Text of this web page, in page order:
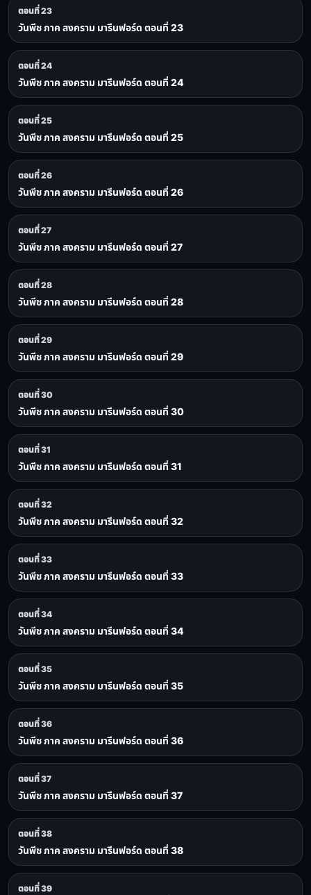
ตอนที่ 23
วันพีช ภาค สงคราม มารีนฟอร์ด ตอนที่ 23
ตอนที่ 24
วันพีช ภาค สงคราม มารีนฟอร์ด ตอนที่ 24
ตอนที่ 25
วันพีช ภาค สงคราม มารีนฟอร์ด ตอนที่ 25
ตอนที่ 26
วันพีช ภาค สงคราม มารีนฟอร์ด ตอนที่ 26
ตอนที่ 27
วันพีช ภาค สงคราม มารีนฟอร์ด ตอนที่ 27
ตอนที่ 28
วันพีช ภาค สงคราม มารีนฟอร์ด ตอนที่ 28
ตอนที่ 29
วันพีช ภาค สงคราม มารีนฟอร์ด ตอนที่ 29
ตอนที่ 30
วันพีช ภาค สงคราม มารีนฟอร์ด ตอนที่ 30
ตอนที่ 31
วันพีช ภาค สงคราม มารีนฟอร์ด ตอนที่ 31
ตอนที่ 32
วันพีช ภาค สงคราม มารีนฟอร์ด ตอนที่ 32
ตอนที่ 33
วันพีช ภาค สงคราม มารีนฟอร์ด ตอนที่ 33
ตอนที่ 34
วันพีช ภาค สงคราม มารีนฟอร์ด ตอนที่ 34
ตอนที่ 35
วันพีช ภาค สงคราม มารีนฟอร์ด ตอนที่ 35
ตอนที่ 36
วันพีช ภาค สงคราม มารีนฟอร์ด ตอนที่ 36
ตอนที่ 37
วันพีช ภาค สงคราม มารีนฟอร์ด ตอนที่ 37
ตอนที่ 38
วันพีช ภาค สงคราม มารีนฟอร์ด ตอนที่ 38
ตอนที่ 39